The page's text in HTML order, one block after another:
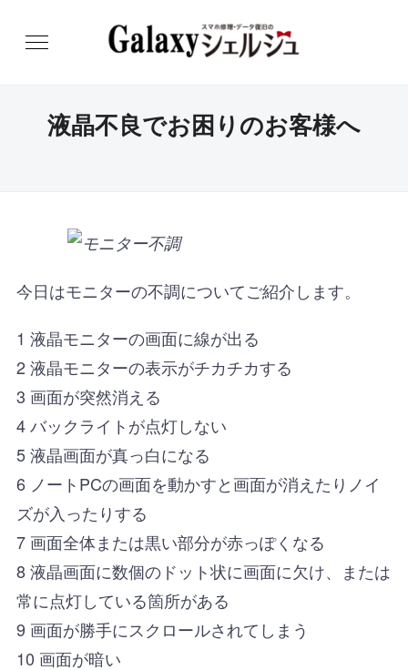
液晶不良でお困りのお客様へ
今日はモニターの不調についてご紹介します。
1 液晶モニターの画面に線が出る
2 液晶モニターの表示がチカチカする
3 画面が突然消える
4 バックライトが点灯しない
5 液晶画面が真っ白になる
6 ノートPCの画面を動かすと画面が消えたりノイ
ズが入ったりする
7 画面全体または黒い部分が赤っぽくなる
8 液晶画面に数個のドット状に画面に欠け、または
常に点灯している箇所がある
9 画面が勝手にスクロールされてしまう
10 画面が暗い